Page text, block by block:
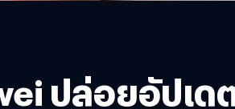
ปล่อยอัปเด